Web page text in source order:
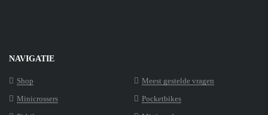
NAVIGATIE
Shop
Meest gestelde vragen
Minicrossers
Pocketbikes